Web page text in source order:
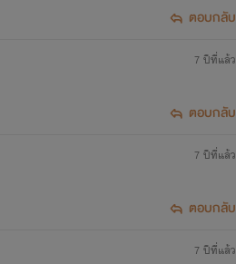
ตอบกลับ
7 ปีที่แล้ว
ตอบกลับ
7 ปีที่แล้ว
ตอบกลับ
7 ปีที่แล้ว